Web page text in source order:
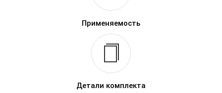
Применяемость
Детали комплекта